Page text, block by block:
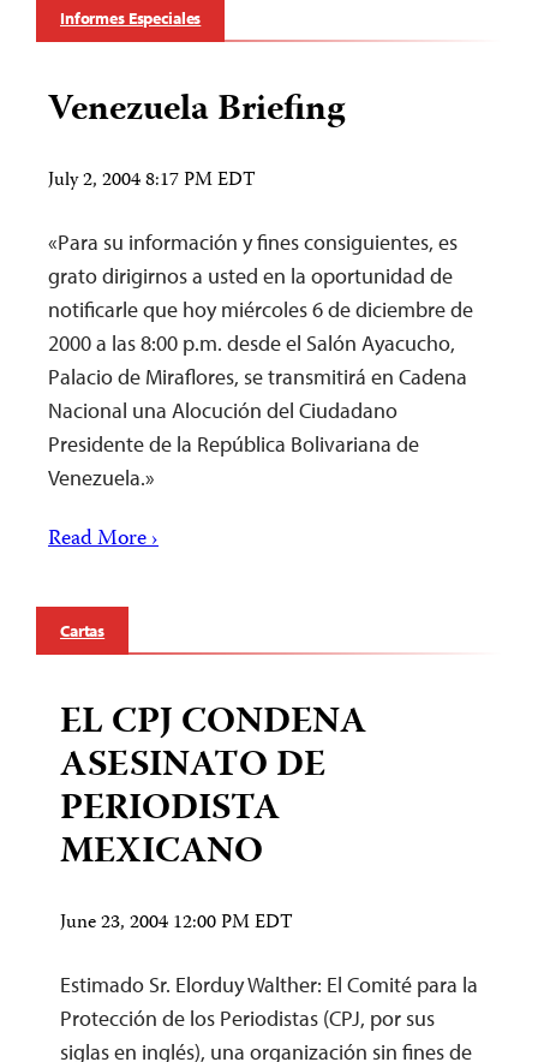
Informes Especiales
Venezuela Briefing
July 2, 2004 8:17 PM EDT
«Para su información y fines consiguientes, es
grato dirigirnos a usted en la oportunidad de
notificarle que hoy miércoles 6 de diciembre de
2000 a las 8:00 p.m. desde el Salón Ayacucho,
Palacio de Miraflores, se transmitirá en Cadena
Nacional una Alocución del Ciudadano
Presidente de la República Bolivariana de
Venezuela.»
Read More ›
Cartas
EL CPJ CONDENA
ASESINATO DE
PERIODISTA
MEXICANO
June 23, 2004 12:00 PM EDT
Estimado Sr. Elorduy Walther: El Comité para la
Protección de los Periodistas (CPJ, por sus
siglas en inglés), una organización sin fines de